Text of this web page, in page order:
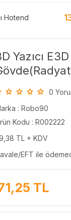
Hotend
Yazıcı
0
: Robo90
Kodu : R002222
TL + KDV
EFT ile
TL